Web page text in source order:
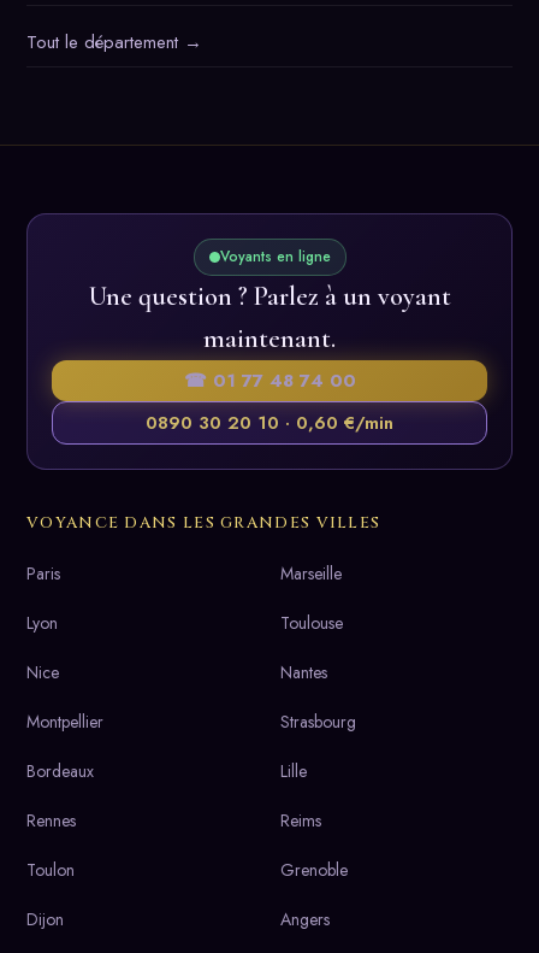
Tout le département →
Voyants en ligne
Une question ? Parlez à un voyant
maintenant.
☎ 01 77 48 74 00
0890 30 20 10 · 0,60 €/min
VOYANCE DANS LES GRANDES VILLES
Paris Marseille
Lyon Toulouse
Nice Nantes
Montpellier Strasbourg
Bordeaux Lille
Rennes Reims
Toulon Grenoble
Dijon Angers